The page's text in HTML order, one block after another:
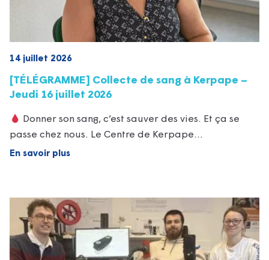
14 juillet 2026
[TÉLÉGRAMME] Collecte de sang à Kerpape –
Jeudi 16 juillet 2026
Donner son sang, c’est sauver des vies. Et ça se
passe chez nous. Le Centre de Kerpape…
En savoir plus